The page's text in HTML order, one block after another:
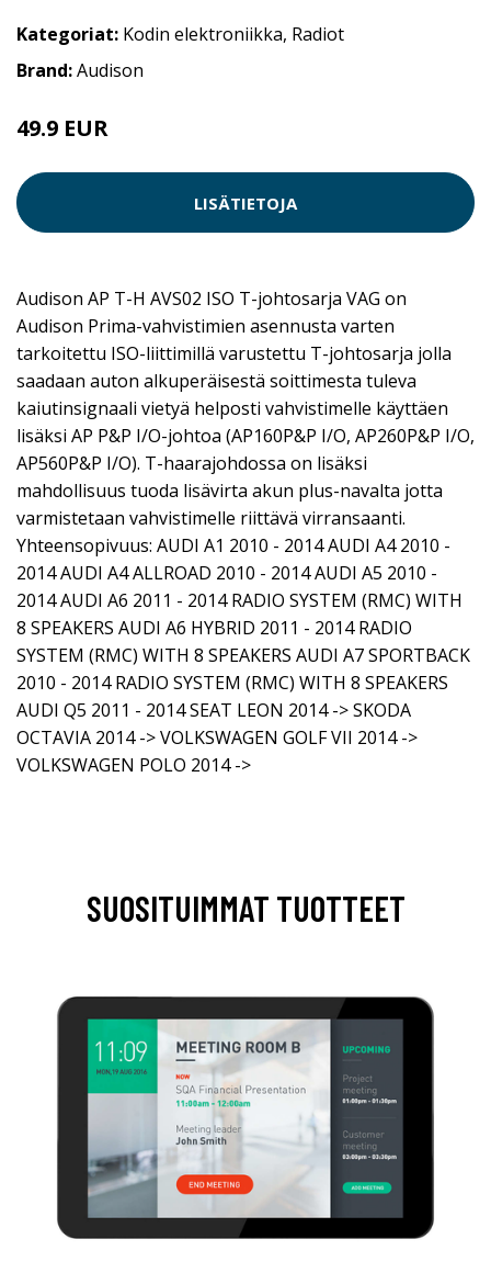
Kategoriat: Kodin elektroniikka, Radiot
Brand:Audison
49.9 EUR
LISÄTIETOJA
Audison AP T-H AVS02 ISO T-johtosarja VAG on
Audison Prima-vahvistimien asennusta varten
tarkoitettu ISO-liittimillä varustettu T-johtosarja jolla
saadaan auton alkuperäisestä soittimesta tuleva
kaiutinsignaali vietyä helposti vahvistimelle käyttäen
lisäksi AP P&P I/O-johtoa (AP160P&P I/O, AP260P&P I/O,
AP560P&P I/O). T-haarajohdossa on lisäksi
mahdollisuus tuoda lisävirta akun plus-navalta jotta
varmistetaan vahvistimelle riittävä virransaanti.
Yhteensopivuus: AUDI A1 2010 - 2014 AUDI A4 2010 -
2014 AUDI A4 ALLROAD 2010 - 2014 AUDI A5 2010 -
2014 AUDI A6 2011 - 2014 RADIO SYSTEM (RMC) WITH
8 SPEAKERS AUDI A6 HYBRID 2011 - 2014 RADIO
SYSTEM (RMC) WITH 8 SPEAKERS AUDI A7 SPORTBACK
2010 - 2014 RADIO SYSTEM (RMC) WITH 8 SPEAKERS
AUDI Q5 2011 - 2014 SEAT LEON 2014 -> SKODA
OCTAVIA 2014 -> VOLKSWAGEN GOLF VII 2014 ->
VOLKSWAGEN POLO 2014 ->
SUOSITUIMMAT TUOTTEET